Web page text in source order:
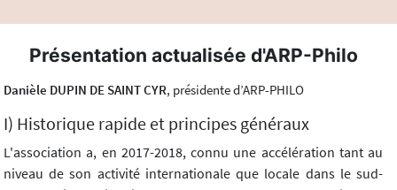
Présentation actualisée d'ARP-Philo
Danièle DUPIN DE SAINT CYR, présidente d’ARP-PHILO
I) Historique rapide et principes généraux
L'association a, en 2017-2018, connu une accélération tant au
niveau de son activité internationale que locale dans le sud-